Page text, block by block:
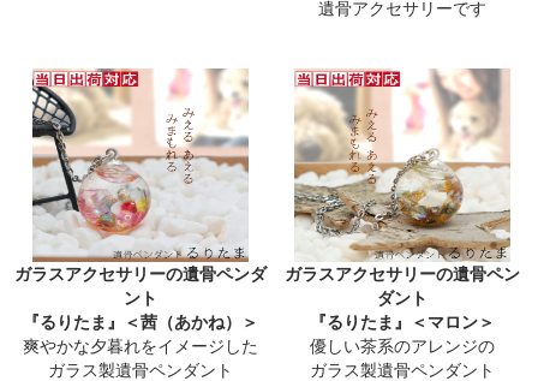
遺骨アクセサリーです
ガラスアクセサリーの遺骨ペンダ
ント
『るりたま』＜茜（あかね）＞
爽やかな夕暮れをイメージした
ガラス製遺骨ペンダント
ガラスアクセサリーの遺骨ペン
ダント
『るりたま』＜マロン＞
優しい茶系のアレンジの
ガラス製遺骨ペンダント